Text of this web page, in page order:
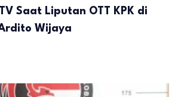
Saat Liputan OTT KPK di
Wijaya